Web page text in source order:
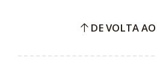
DE VOLTA